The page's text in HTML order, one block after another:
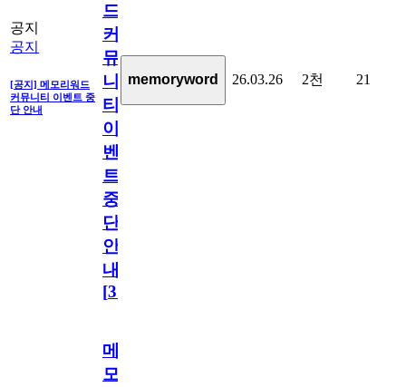
공지
공지
[공지] 메모리워드
커뮤니티 이벤트 중
단 안내
드
커
뮤
니
티
이
벤
트
중
단
안
내
[31
memoryword 26.03.26 2천 21
메
모